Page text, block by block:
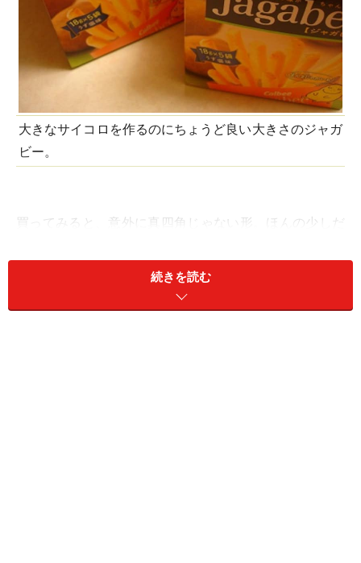
大きなサイコロを作るのにちょうど良い大きさのジャガ
ビー。
買ってみると、意外に真四角じゃない形。ほんの少しだ
コロが作れるわ。」大きなサイコロ製作のスタートで
続きを読む